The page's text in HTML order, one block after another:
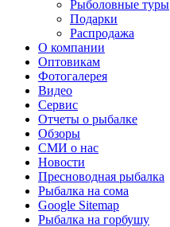
Рыболовные туры
Подарки
Распродажа
О компании
Оптовикам
Фотогалерея
Видео
Сервис
Отчеты о рыбалке
Обзоры
СМИ о нас
Новости
Пресноводная рыбалка
Рыбалка на сома
Google Sitemap
Рыбалка на горбушу